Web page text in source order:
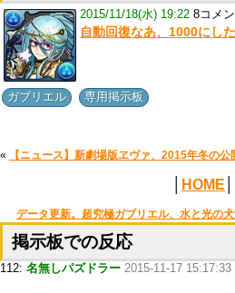
2015/11/18(水) 19:22 8コメ
自動回復なあ、1000にし
ガブリエル 専用掲示板
« 【ニュース】新劇場版ヱヴァ、2015年冬の
HOME
データ更新。超究極ガブリエル、水と光の
掲示板での反応
112: 名無しパズドラー 2015-11-17